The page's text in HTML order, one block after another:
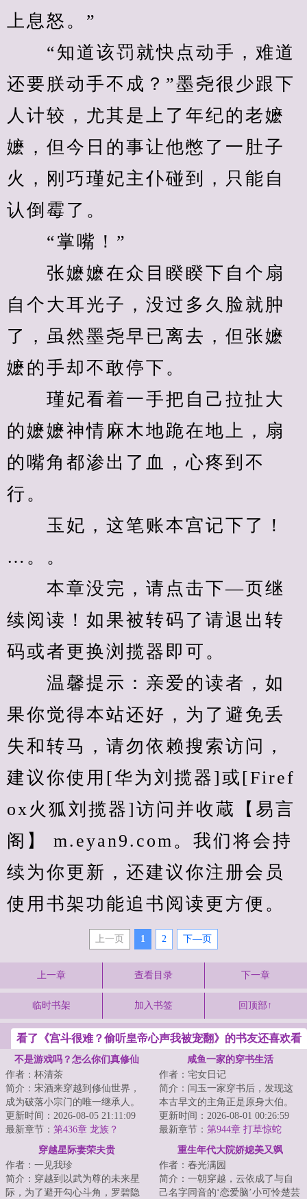
上息怒。”
“知道该罚就快点动手，难道
还要朕动手不成？”墨尧很少跟下
人计较，尤其是上了年纪的老嬷
嬷，但今日的事让他憋了一肚子
火，刚巧瑾妃主仆碰到，只能自
认倒霉了。
“掌嘴！”
张嬷嬷在众目睽睽下自个扇
自个大耳光子，没过多久脸就肿
了，虽然墨尧早已离去，但张嬷
嬷的手却不敢停下。
瑾妃看着一手把自己拉扯大
的嬷嬷神情麻木地跪在地上，扇
的嘴角都渗出了血，心疼到不
行。
玉妃，这笔账本宫记下了！
…。。
本章没完，请点击下—页继
续阅读！如果被转码了请退出转
码或者更换浏揽器即可。
温馨提示：亲爱的读者，如
果你觉得本站还好，为了避免丢
失和转马，请勿依赖搜索访问，
建议你使用[华为刘揽器]或[Firef
ox火狐刘揽器]访问并收蔵【易言
阁】 m.eyan9.com。我们将会持
续为你更新，还建议你注册会员
使用书架功能追书阅读更方便。
上一页 1 2 下—页
上一章 查看目录 下一章
临时书架 加入书签 回顶部↑
看了《宫斗很难？偷听皇帝心声我被宠翻》的书友还喜欢看
不是游戏吗？怎么你们真修仙
作者：杯清茶
简介：宋酒来穿越到修仙世界，
成为破落小宗门的唯一继承人。
没钱没灵石没资源，狗看了都嫌
弃的贫穷。好在...
更新时间：2026-08-05 21:11:09
最新章节： 第436章 龙族？
咸鱼一家的穿书生活
作者：宅女日记
简介：闫玉一家穿书后，发现这
本古早文的主角正是原身大伯。
他们是扒着大伯喝血，早早被分
家，在全文末尾...
更新时间：2026-08-01 00:26:59
最新章节： 第944章 打草惊蛇
穿越星际妻荣夫贵
作者：一见我珍
简介：穿越到以武为尊的未来星
际，为了避开勾心斗角，罗碧隐
重生年代大院娇媳美又飒
作者：春光满园
简介：一朝穿越，云依成了与自
己名字同音的‘恋爱脑’小可怜楚芸